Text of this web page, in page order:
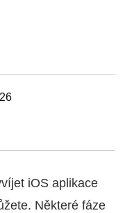
iOS aplikace
Některé fáze